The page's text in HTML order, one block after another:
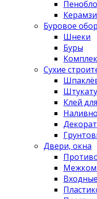
Буровое
Шнеки
Буры
Сухие
Клей
Двери, окна